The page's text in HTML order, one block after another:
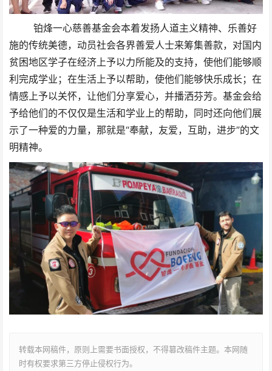
铂烽一心慈善基金会本着发扬人道主义精神、乐善好
施的传统美德，动员社会各界善爱人士来筹集善款，对国内
贫困地区学子在经济上予以力所能及的支持，使他们能够顺
利完成学业；在生活上予以帮助，使他们能够快乐成长；在
情感上予以关怀，让他们分享爱心，并播洒芬芳。基金会给
予给他们的不仅仅是生活和学业上的帮助，同时还向他们展
示了一种爱的力量，那就是“奉献，友爱，互助，进步”的文
明精神。
转载本网稿件，原则上需要书面授权，不得篡改稿件主题。本网随
时有权要求第三方停止侵权行为。